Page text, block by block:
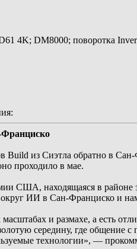
4K; DM8000; поворотка
:
из Сиэтла обратно в
проходило в мае.
США, находящаяся в
ИИ в Сан-Франциско и
и размахе, а есть
середину, где общение
технологии», —